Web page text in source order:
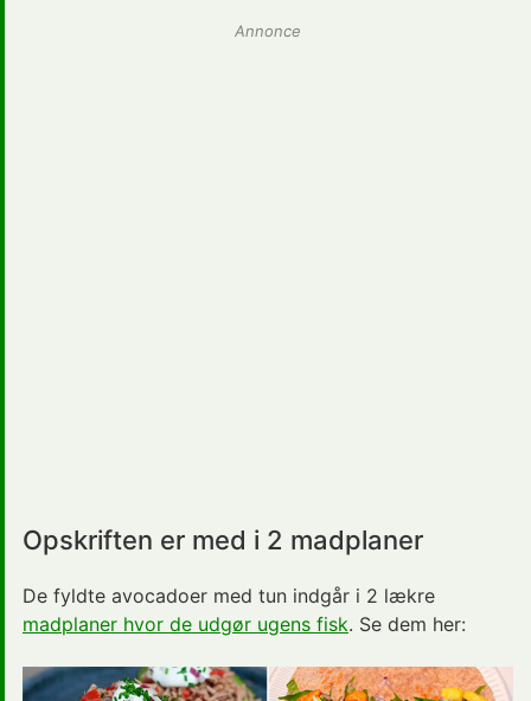
Annonce
Opskriften er med i 2 madplaner
De fyldte avocadoer med tun indgår i 2 lækre
madplaner hvor de udgør ugens fisk. Se dem her: